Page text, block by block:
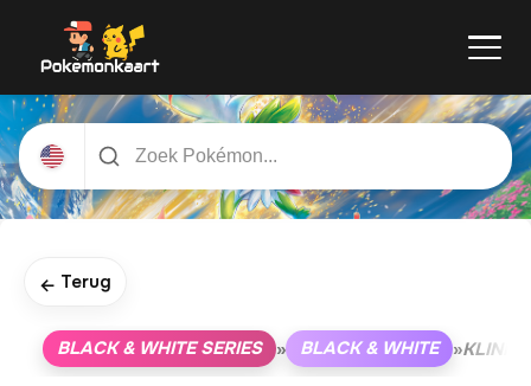
← Terug
BLACK & WHITE SERIES » BLACK & WHITE »KLINK